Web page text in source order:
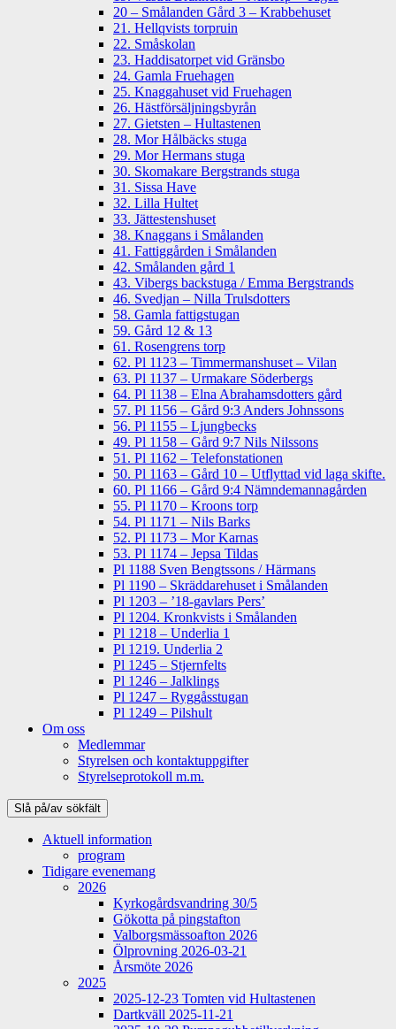
20 – Smålanden Gård 3 – Krabbehuset
21. Hellqvists torpruin
22. Småskolan
23. Haddisatorpet vid Gränsbo
24. Gamla Fruehagen
25. Knaggahuset vid Fruehagen
26. Hästförsäljningsbyrån
27. Gietsten – Hultastenen
28. Mor Hålbäcks stuga
29. Mor Hermans stuga
30. Skomakare Bergstrands stuga
31. Sissa Have
32. Lilla Hultet
33. Jättestenshuset
38. Knaggans i Smålanden
41. Fattiggården i Smålanden
42. Smålanden gård 1
43. Vibergs backstuga / Emma Bergstrands
46. Svedjan – Nilla Trulsdotters
58. Gamla fattigstugan
59. Gård 12 & 13
61. Rosengrens torp
62. Pl 1123 – Timmermanshuset – Vilan
63. Pl 1137 – Urmakare Söderbergs
64. Pl 1138 – Elna Abrahamsdotters gård
57. Pl 1156 – Gård 9:3 Anders Johnssons
56. Pl 1155 – Ljungbecks
49. Pl 1158 – Gård 9:7 Nils Nilssons
51. Pl 1162 – Telefonstationen
50. Pl 1163 – Gård 10 – Utflyttad vid laga skifte.
60. Pl 1166 – Gård 9:4 Nämndemannagården
55. Pl 1170 – Kroons torp
54. Pl 1171 – Nils Barks
52. Pl 1173 – Mor Karnas
53. Pl 1174 – Jepsa Tildas
Pl 1188 Sven Bengtssons / Härmans
Pl 1190 – Skräddarehuset i Smålanden
Pl 1203 – ’18-gavlars Pers’
Pl 1204. Kronkvists i Smålanden
Pl 1218 – Underlia 1
Pl 1219. Underlia 2
Pl 1245 – Stjernfelts
Pl 1246 – Jalklings
Pl 1247 – Ryggåsstugan
Pl 1249 – Pilshult
Om oss
Medlemmar
Styrelsen och kontaktuppgifter
Styrelseprotokoll m.m.
Slå på/av sökfält
Aktuell information
program
Tidigare evenemang
2026
Kyrkogårdsvandring 30/5
Gökotta på pingstafton
Valborgsmässoafton 2026
Ölprovning 2026-03-21
Årsmöte 2026
2025
2025-12-23 Tomten vid Hultastenen
Dartkväll 2025-11-21